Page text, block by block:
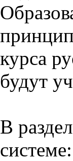
курса
будут
В